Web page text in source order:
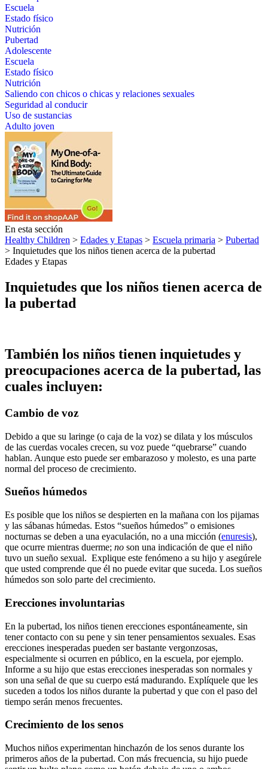
Escuela
Estado físico
Nutrición
Pubertad
Adolescente
Escuela
Estado físico
Nutrición
Saliendo con chicos o chicas y relaciones sexuales
Seguridad al conducir
Uso de sustancias
Adulto joven
En esta sección
Healthy Children > Edades y Etapas > Escuela primaria > Pubertad
> Inquietudes que los niños tienen acerca de la pubertad
Edades y Etapas
Inquietudes que los niños tienen acerca de
la pubertad
También los niños tienen inquietudes y
preocupaciones acerca de la pubertad, las
cuales incluyen:
Cambio de voz
Debido a que su laringe (o caja de la voz) se dilata y los músculos
de las cuerdas vocales crecen, su voz puede “quebrarse” cuando
hablan. Aunque esto puede ser embarazoso y molesto, es una parte
normal del proceso de crecimiento.
Sueños húmedos
Es posible que los niños se despierten en la mañana con los pijamas
y las sábanas húmedas. Estos “sueños húmedos” o emisiones
nocturnas se deben a una eyaculación, no a una micción (enuresis),
que ocurre mientras duerme; no son una indicación de que el niño
tuvo un sueño sexual. Explique este fenómeno a su hijo y asegúrele
que usted comprende que él no puede evitar que suceda. Los sueños
húmedos son solo parte del crecimiento.
Erecciones involuntarias
En la pubertad, los niños tienen erecciones espontáneamente, sin
tener contacto con su pene y sin tener pensamientos sexuales. Esas
erecciones inesperadas pueden ser bastante vergonzosas,
especialmente si ocurren en público, en la escuela, por ejemplo.
Informe a su hijo que estas erecciones inesperadas son normales y
son una señal de que su cuerpo está madurando. Explíquele que les
suceden a todos los niños durante la pubertad y que con el paso del
tiempo serán menos frecuentes.
Crecimiento de los senos
Muchos niños experimentan hinchazón de los senos durante los
primeros años de la pubertad. Con más frecuencia, su hijo puede